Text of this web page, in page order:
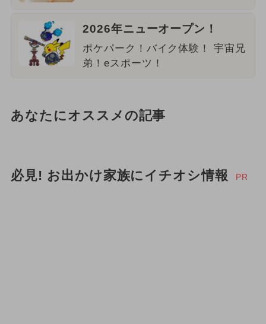
2026年ニューオープン！
ポケパーク！バイク体験！ 宇宙兄
弟！eスポーツ！
あなたにオススメの記事
必見! お出かけ家族にイチオシ情報 PR